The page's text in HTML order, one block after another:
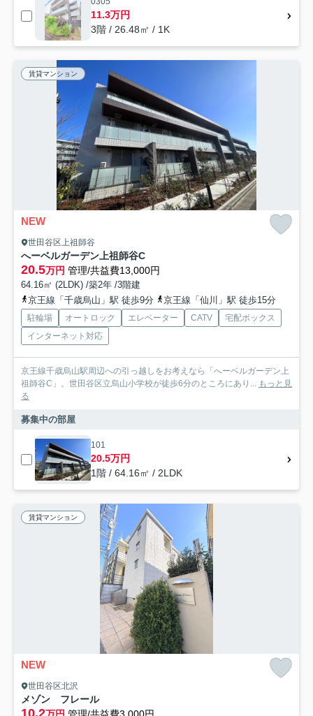
11.3万円
3階 / 26.48㎡ / 1K
賃貸マンション
NEW
世田谷区上祖師谷
へーベルガーデン上祖師谷C
20.5万円 管理/共益費13,000円
64.16㎡ (2LDK) /築2年 /3階建
京王線「千歳烏山」駅 徒歩9分
京王線「仙川」駅 徒歩15分
駐輪場 オートロック エレベーター CATV
宅配ボックス
インターネット対応
京王線千歳烏山駅周辺への引っ越しをお考えなら「へーベルガーデン上
祖師谷C」。世田谷区立烏山小学校が徒歩6分のところにあり... もっと見
る
募集中の部屋
101
20.5万円
1階 / 64.16㎡ / 2LDK
賃貸マンション
NEW
世田谷区北沢
メゾン フレール